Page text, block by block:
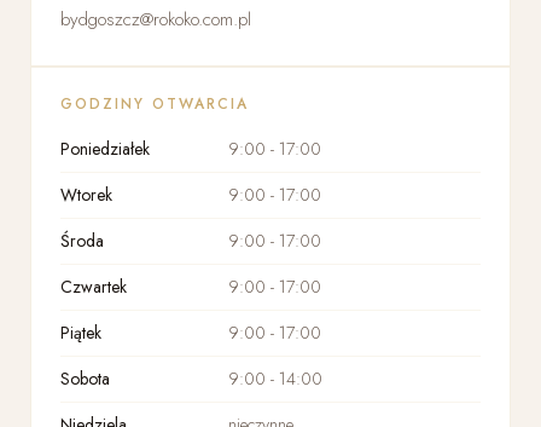
bydgoszcz@rokoko.com.pl
GODZINY OTWARCIA
Poniedziałek
9:00 - 17:00
Wtorek
9:00 - 17:00
Środa
9:00 - 17:00
Czwartek
9:00 - 17:00
Piątek
9:00 - 17:00
Sobota
9:00 - 14:00